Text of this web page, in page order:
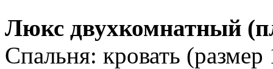
Люкс двухкомнатный
Спальня: кровать